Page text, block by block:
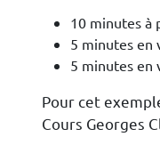
10 minutes à
5 minutes en
5 minutes en
Pour cet
Cours Georges